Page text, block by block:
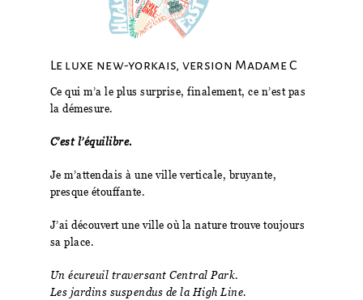
Le luxe new-yorkais, version Madame C
Ce qui m’a le plus surprise, finalement, ce n’est pas
la démesure.
C’est l’équilibre.
Je m’attendais à une ville verticale, bruyante,
presque étouffante.
J’ai découvert une ville où la nature trouve toujours
sa place.
Un écureuil traversant Central Park.
Les jardins suspendus de la High Line.